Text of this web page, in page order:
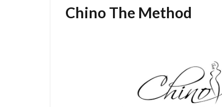
Chino The Method